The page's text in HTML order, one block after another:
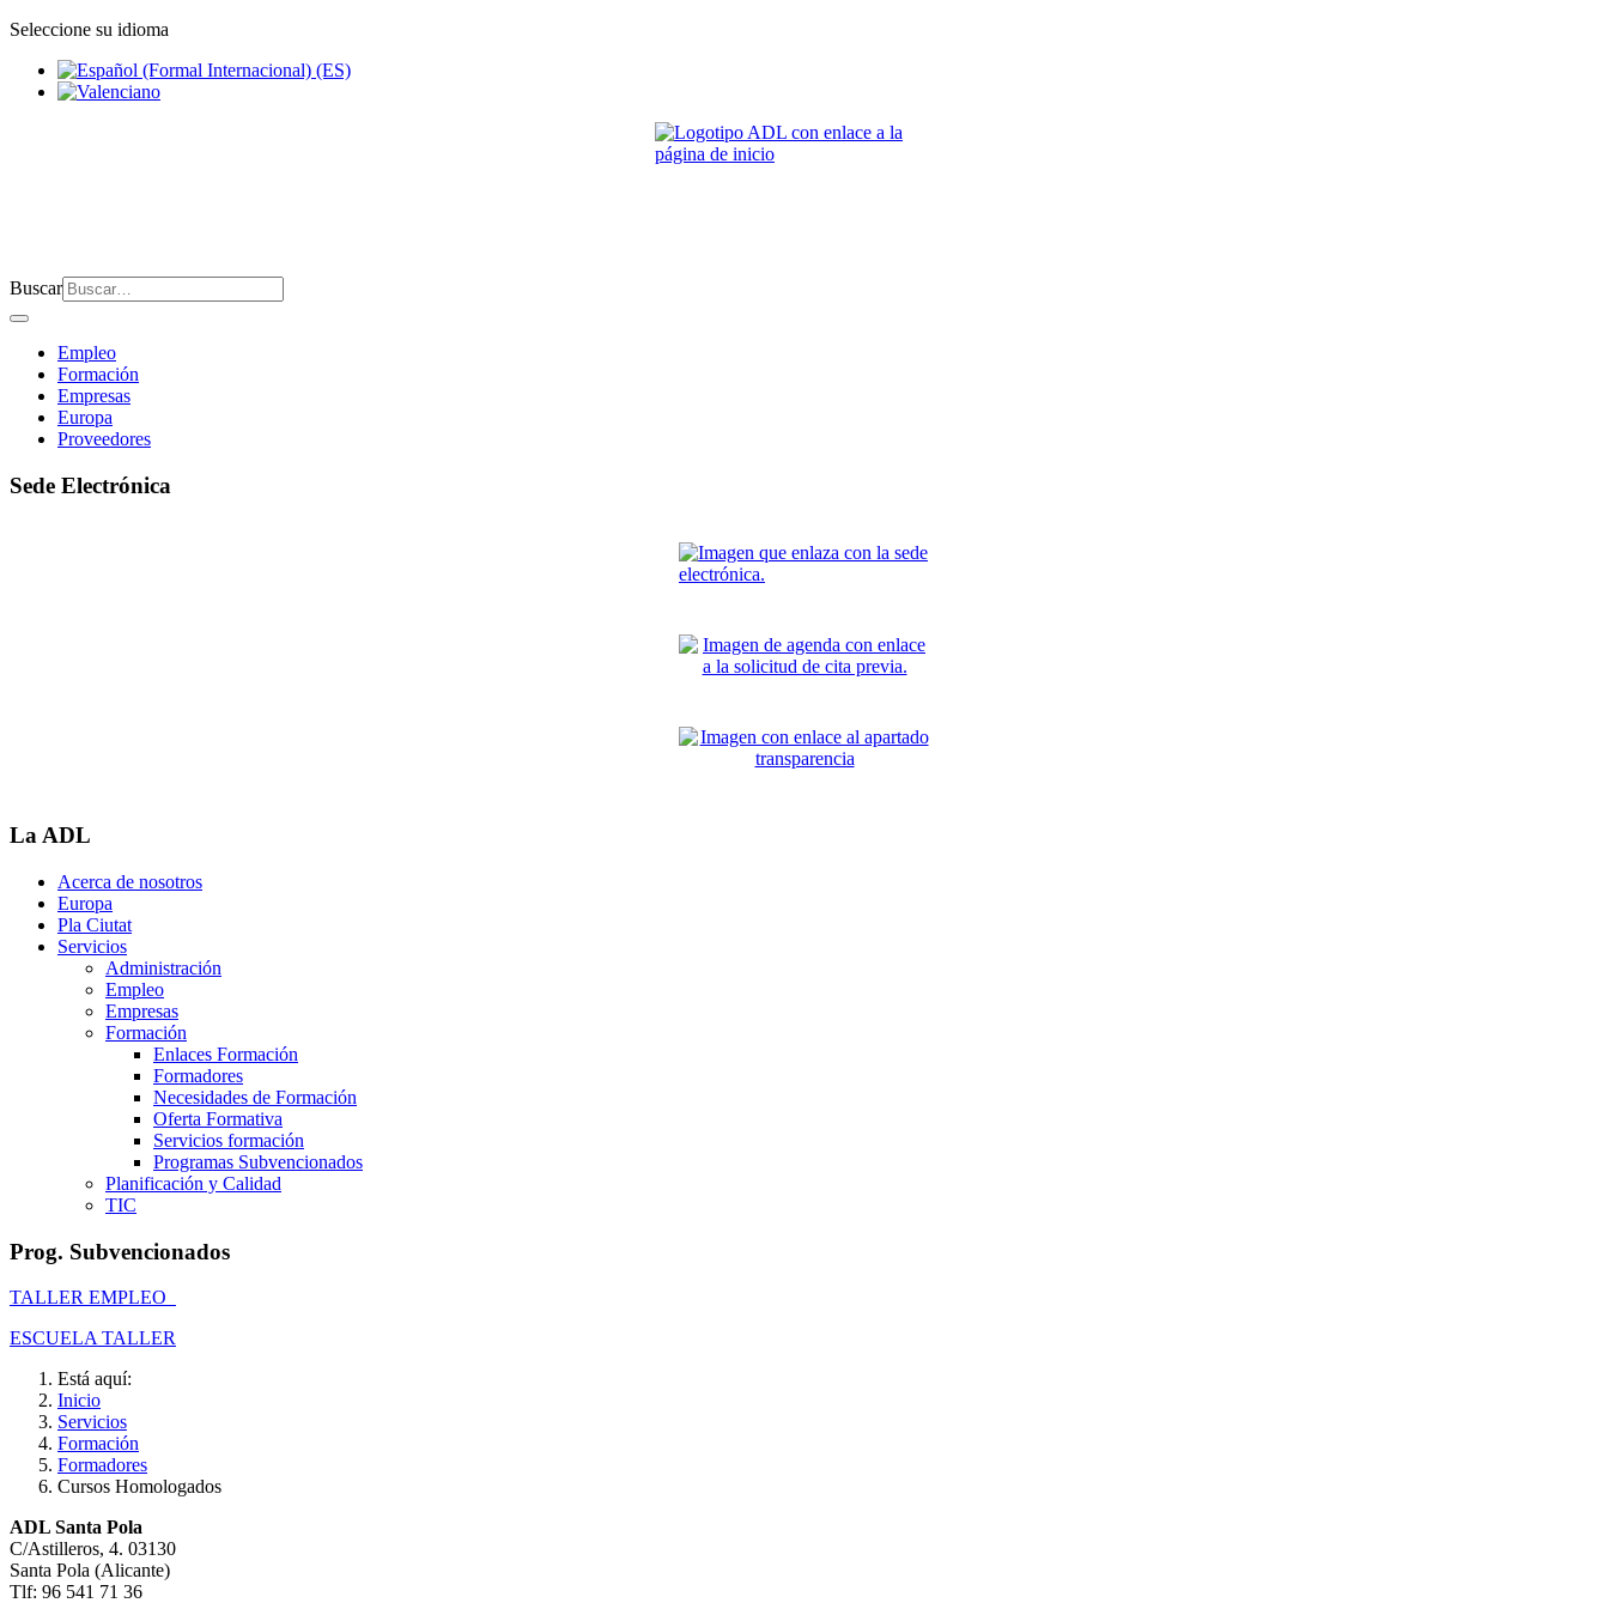
Seleccione su idioma
Buscar
Empleo
Formación
Empresas
Europa
Proveedores
Sede Electrónica
La ADL
Acerca de nosotros
Europa
Pla Ciutat
Servicios
Administración
Empleo
Empresas
Formación
Enlaces Formación
Formadores
Necesidades de Formación
Oferta Formativa
Servicios formación
Programas Subvencionados
Planificación y Calidad
TIC
Prog. Subvencionados
TALLER EMPLEO
ESCUELA TALLER
Está aquí:
Inicio
Servicios
Formación
Formadores
Cursos Homologados
ADL Santa Pola
C/Astilleros, 4. 03130
Santa Pola (Alicante)
Tlf: 96 541 71 36